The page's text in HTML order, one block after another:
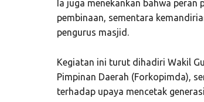
Ia juga menekankan bahwa
pembinaan, sementara
pengurus masjid.
Kegiatan ini turut dihadiri Wakil
Pimpinan Daerah (Forkopimda),
terhadap upaya mencetak